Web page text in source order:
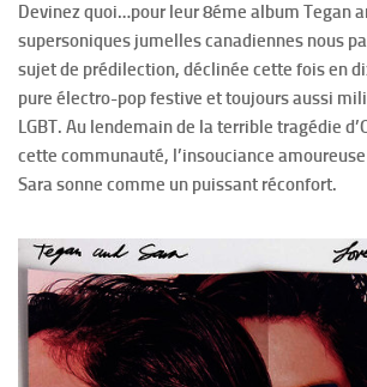
Devinez quoi…pour leur 8éme album Tegan
supersoniques jumelles canadiennes nous
sujet de prédilection, déclinée cette fois en
pure électro-pop festive et toujours aussi
LGBT. Au lendemain de la terrible tragédie
cette communauté, l’insouciance
Sara sonne comme un puissant réconfort.